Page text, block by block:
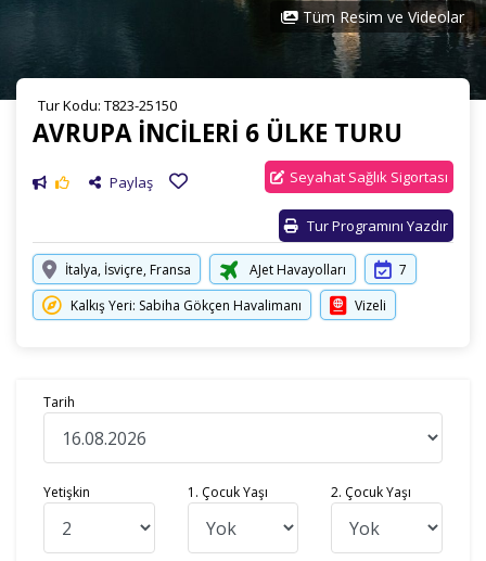
Tüm Resim ve Videolar
Tur Kodu: T823-25150
AVRUPA İNCİLERİ 6 ÜLKE TURU
Paylaş Seyahat Sağlık Sigortası
Tur Programını Yazdır
İtalya, İsviçre, Fransa AJet Havayolları
7
Kalkış Yeri: Sabiha Gökçen Havalimanı
Vizeli
Tarih
Yetişkin 1. Çocuk Yaşı 2. Çocuk Yaşı